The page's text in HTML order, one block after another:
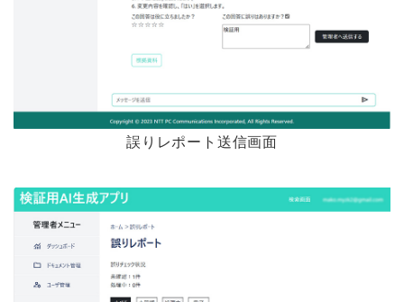
誤りレポート送信画面